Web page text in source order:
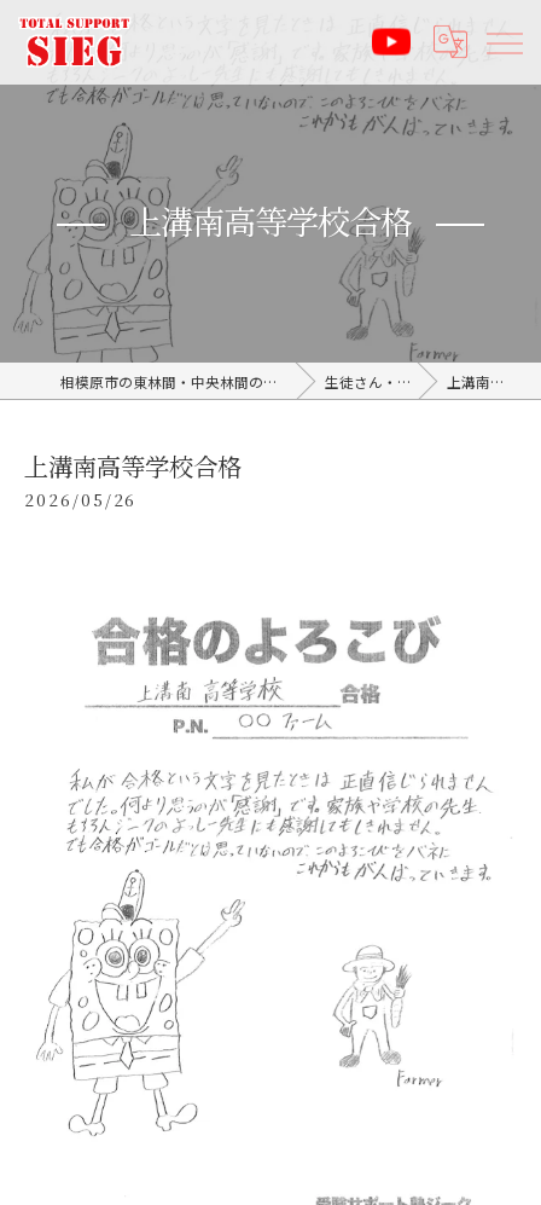
上溝南高等学校合格
相模原市の東林間・中央林間の塾なら受験サポート塾ジーク SIEG 生徒さん・親御さんの声 上溝南高等学校合格
上溝南高等学校合格
2026/05/26